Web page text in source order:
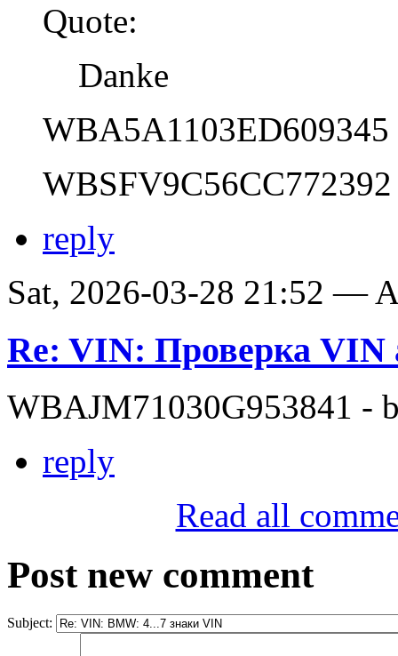
Quote:
Danke
WBA5A1103ED609345
WBSFV9C56CC772392
reply
Sat, 2026-03-28 21:52 —
Re: VIN: Проверка VIN
WBAJM71030G953841 -
reply
Read all
Post new comment
Subject: